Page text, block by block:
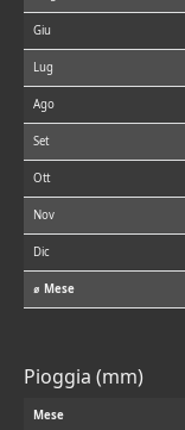
Giu
Lug
Ago
Set
Ott
Nov
Dic
⌀ Mese
Pioggia (mm)
Mese